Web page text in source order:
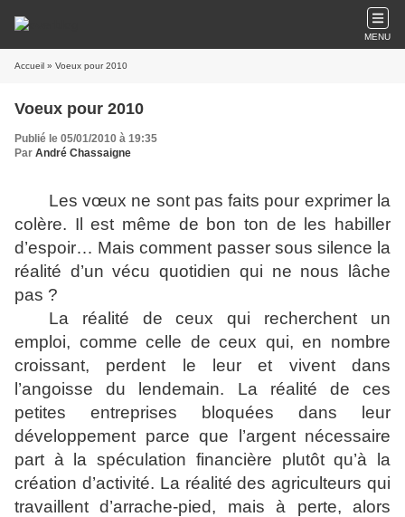
MENU
Accueil » Voeux pour 2010
Voeux pour 2010
Publié le 05/01/2010 à 19:35
Par André Chassaigne
Les vœux ne sont pas faits pour exprimer la
colère. Il est même de bon ton de les habiller
d’espoir… Mais comment passer sous silence la
réalité d’un vécu quotidien qui ne nous lâche
pas ?
La réalité de ceux qui recherchent un
emploi, comme celle de ceux qui, en nombre
croissant, perdent le leur et vivent dans
l’angoisse du lendemain. La réalité de ces
petites entreprises bloquées dans leur
développement parce que l’argent nécessaire
part à la spéculation financière plutôt qu’à la
création d’activité. La réalité des agriculteurs qui
travaillent d’arrache-pied, mais à perte, alors